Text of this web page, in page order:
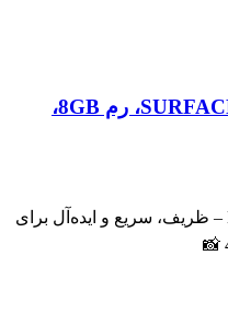
لپ تاپ استوک SURFACE LAPTOP 4، رم 8GB،
57,300,000 تومان
است.
💻 لپتاپ Microsoft Surface Laptop 4 – ظریف، سریع و ایده‌آل برای